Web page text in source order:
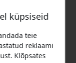
küpsiseid
teie
reklaami
Klõpsates